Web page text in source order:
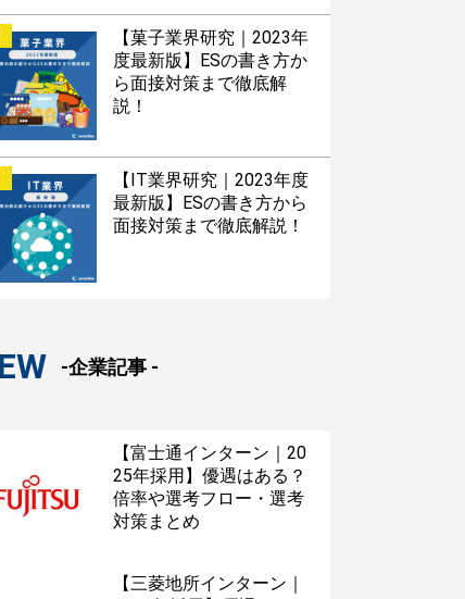
【菓子業界研究｜2023年
度最新版】ESの書き方か
ら面接対策まで徹底解
説！
【IT業界研究｜2023年度
最新版】ESの書き方から
面接対策まで徹底解説！
-企業記事 -
【富士通インターン｜20
25年採用】優遇はある？
倍率や選考フロー・選考
対策まとめ
【三菱地所インターン｜